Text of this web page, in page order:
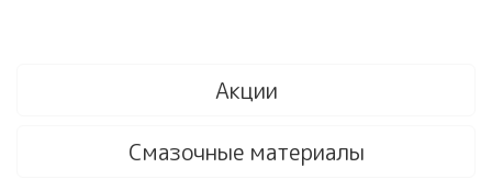
Акции
Смазочные материалы